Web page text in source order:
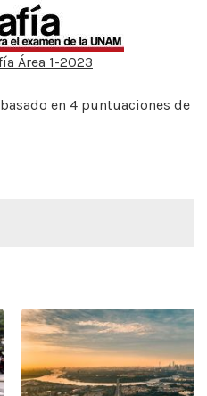
Área 1-2023
en 4 puntuaciones de